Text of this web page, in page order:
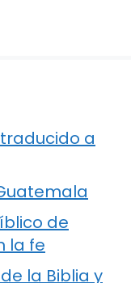
a
de
la fe
la Biblia y